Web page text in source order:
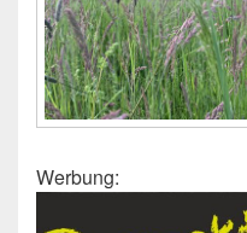
Werbung: